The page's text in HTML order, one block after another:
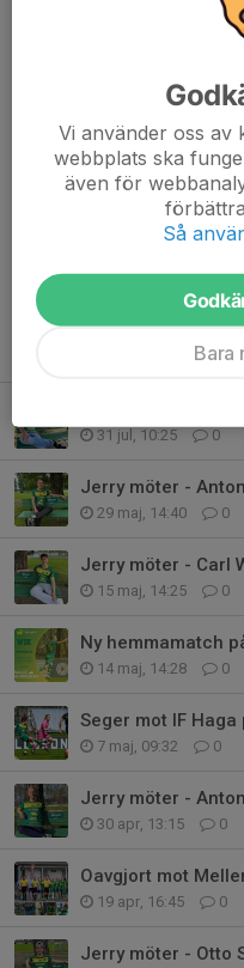
och klubbemblemet! Och
31 jul, 10:25 0
Jerry möter -
29 maj, 14:40 0
Jerry möter - Carl
15 maj, 14:25 0
Ny hemmamatch
14 maj, 14:28 0
Seger mot IF Haga
7 maj, 09:32 0
Jerry möter -
30 apr, 13:15 0
Oavgjort mot
19 apr, 16:45 0
Jerry möter - Otto
Vi använder oss
webbplats ska
även för
Så
Bara